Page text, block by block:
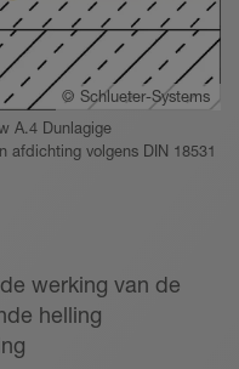
© Schlueter-Systems
A.4 Dunlagige
afdichting volgens DIN 18531
werking van de
helling